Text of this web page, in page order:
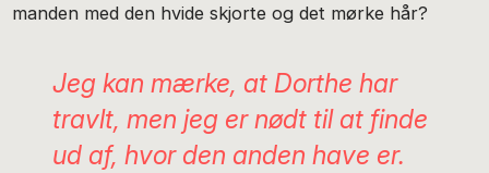
manden med den hvide skjorte og det mørke hår?
Jeg kan mærke, at Dorthe har
travlt, men jeg er nødt til at finde
ud af, hvor den anden have er.